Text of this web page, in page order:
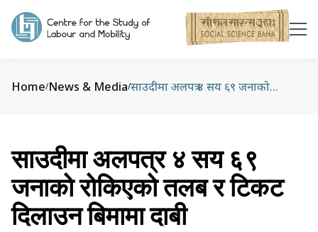
Home/News & Media/ साउदीमा अलपत्र ४ सय ६९ जनाको रोकिएको तलब र टिकट दिलाउन बिमामा दाबी
साउदीमा अलपत्र ४ सय ६९
जनाको रोकिएको तलब र टिकट
दिलाउन बिमामा दाबी